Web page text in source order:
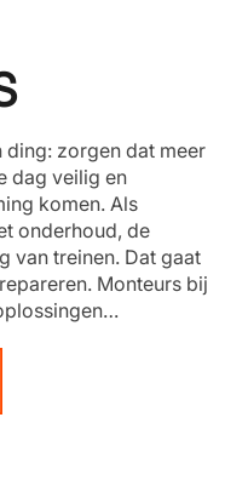
ding: zorgen dat meer
dag veilig en
komen. Als
onderhoud, de
van treinen. Dat gaat
Monteurs bij